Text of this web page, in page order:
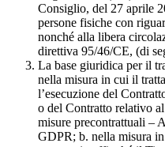
Consiglio, del 27 aprile
persone fisiche con
nonché alla libera
direttiva 95/46/CE, (di
La base giuridica per il
nella misura in cui il
l’esecuzione del
o del Contratto relativo
misure precontrattuali –
GDPR; b. nella misura